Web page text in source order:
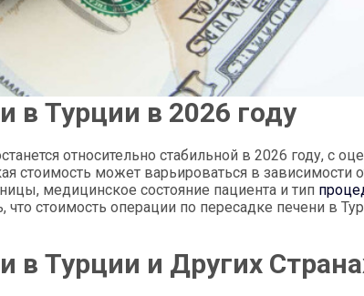
в Турции в 2026 году
относительно стабильной в 2026 году, с
стоимость может варьироваться в зависимости
медицинское состояние пациента и тип
что стоимость операции по пересадке печени в
в Турции и Других